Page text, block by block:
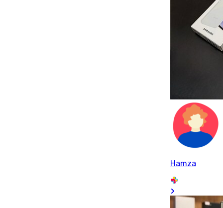
Hamza